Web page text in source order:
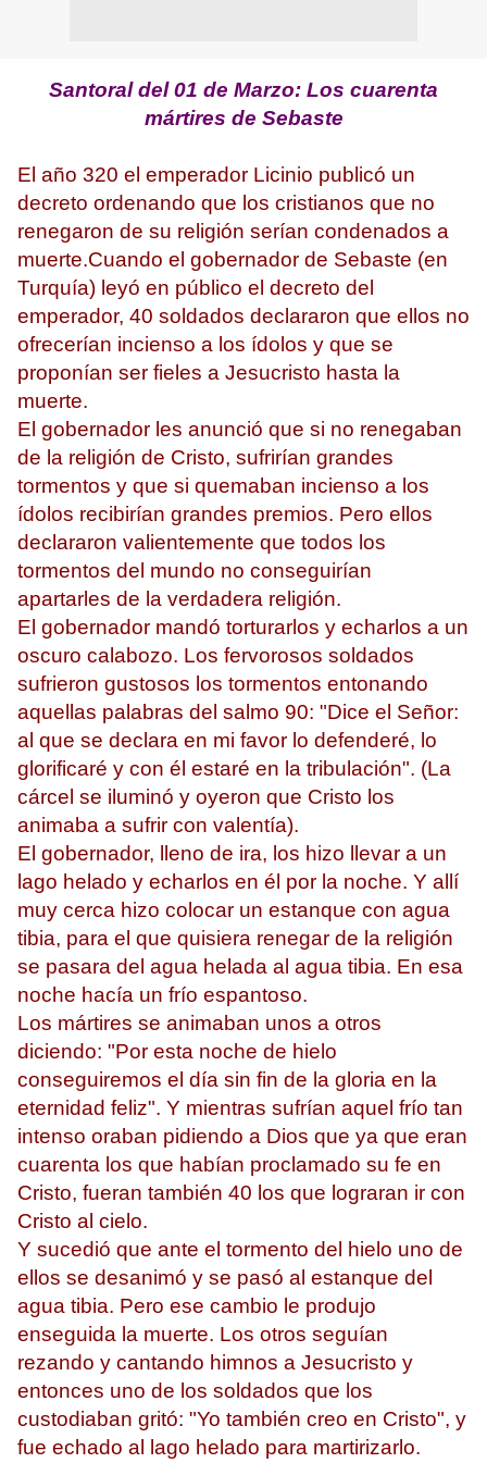
Santoral del 01 de Marzo: Los cuarenta
mártires de Sebaste
El año 320 el emperador Licinio publicó un
decreto ordenando que los cristianos que no
renegaron de su religión serían condenados a
muerte.Cuando el gobernador de Sebaste (en
Turquía) leyó en público el decreto del
emperador, 40 soldados declararon que ellos no
ofrecerían incienso a los ídolos y que se
proponían ser fieles a Jesucristo hasta la
muerte.
El gobernador les anunció que si no renegaban
de la religión de Cristo, sufrirían grandes
tormentos y que si quemaban incienso a los
ídolos recibirían grandes premios. Pero ellos
declararon valientemente que todos los
tormentos del mundo no conseguirían
apartarles de la verdadera religión.
El gobernador mandó torturarlos y echarlos a un
oscuro calabozo. Los fervorosos soldados
sufrieron gustosos los tormentos entonando
aquellas palabras del salmo 90: "Dice el Señor:
al que se declara en mi favor lo defenderé, lo
glorificaré y con él estaré en la tribulación". (La
cárcel se iluminó y oyeron que Cristo los
animaba a sufrir con valentía).
El gobernador, lleno de ira, los hizo llevar a un
lago helado y echarlos en él por la noche. Y allí
muy cerca hizo colocar un estanque con agua
tibia, para el que quisiera renegar de la religión
se pasara del agua helada al agua tibia. En esa
noche hacía un frío espantoso.
Los mártires se animaban unos a otros
diciendo: "Por esta noche de hielo
conseguiremos el día sin fin de la gloria en la
eternidad feliz". Y mientras sufrían aquel frío tan
intenso oraban pidiendo a Dios que ya que eran
cuarenta los que habían proclamado su fe en
Cristo, fueran también 40 los que lograran ir con
Cristo al cielo.
Y sucedió que ante el tormento del hielo uno de
ellos se desanimó y se pasó al estanque del
agua tibia. Pero ese cambio le produjo
enseguida la muerte. Los otros seguían
rezando y cantando himnos a Jesucristo y
entonces uno de los soldados que los
custodiaban gritó: "Yo también creo en Cristo", y
fue echado al lago helado para martirizarlo.